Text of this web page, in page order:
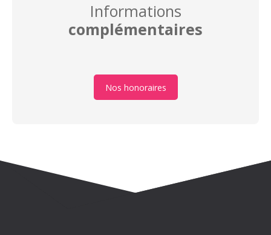
Informations
complémentaires
Nos honoraires